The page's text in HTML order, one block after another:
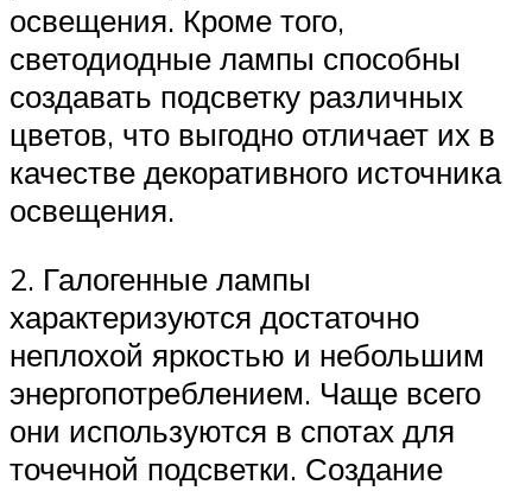
освещения. Кроме того,
светодиодные лампы способны
создавать подсветку различных
цветов, что выгодно отличает их в
качестве декоративного источника
освещения.
2. Галогенные лампы
характеризуются достаточно
неплохой яркостью и небольшим
энергопотреблением. Чаще всего
они используются в спотах для
точечной подсветки. Создание